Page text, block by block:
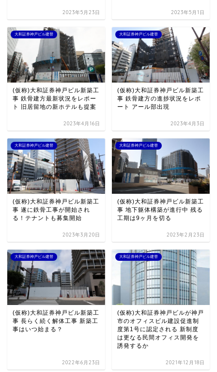
2023年5月23日 2023年5月1日
大和証券神戸ビル建替
(仮称)大和証券神戸ビル新築工
事 鉄骨建方最新状況をレポー
ト 旧居留地の新ホテルも提案
2023年4月16日
大和証券神戸ビル建替
(仮称)大和証券神戸ビル新築工
事 鉄骨建方の進捗状況をレポ
ート アール部出現
2023年4月3日
大和証券神戸ビル建替
(仮称)大和証券神戸ビル新築工
事 遂に鉄骨工事が開始され
る！テナントも募集開始
2023年3月20日
大和証券神戸ビル建替
(仮称)大和証券神戸ビル新築工
事 地下躯体構築が進行中 残る
工期は9ヶ月を切る
2023年2月23日
大和証券神戸ビル建替
(仮称)大和証券神戸ビル新築工
事 長らく続く解体工事 新築工
事はいつ始まる？
2022年6月23日
大和証券神戸ビル建替
(仮称)大和証券神戸ビルが神戸
市のオフィスビル建設促進制
度第1号に認定される 新制度
は更なる民間オフィス開発を
誘発するか
2021年12月18日